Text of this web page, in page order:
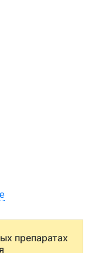
препаратах